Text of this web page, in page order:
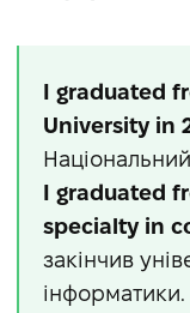
I graduated
University in
I graduated
specialty in
закінчив
інформатики.